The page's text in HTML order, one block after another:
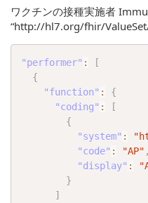
ワクチンの接種実施者
“http://hl7.org/fhir/
"performer" :
[
{
"function" :
{
"coding" :
[
{
"system" :
"code" : "AP" ,
"display" :
}
]